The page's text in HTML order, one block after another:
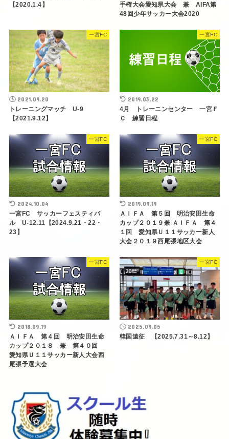
【2020.1.4】
手権大会愛知県大会 兼 AIFA第
48回少年サッカー大会2020
一宮FC
2021.09.20
トレーニングマッチ U-9
【2021.9.12】
一宮FC
2019.03.22
4月 トレーニンセンター 一宮Ｆ
Ｃ 練習日程
一宮FC
2024.10.04
一宮FC サッカーフェスティバ
ル U-12.11【2024.9.21・22・
23】
一宮FC
2019.09.19
ＡＩＦＡ 第５回 明治安田生命
カップ２０１９兼 ＡＩＦＡ 第４
１回 愛知県Ｕ１１サッカー新人
大会２０１９西尾張地区大会
一宮FC
2018.09.19
ＡＩＦＡ 第４回 明治安田生命
カップ２０１８ 兼 第４０回
愛知県Ｕ１１サッカー新人大会西
尾張予選大会
一宮FC
2025.09.05
韓国遠征 【2025.7.31～8.12】